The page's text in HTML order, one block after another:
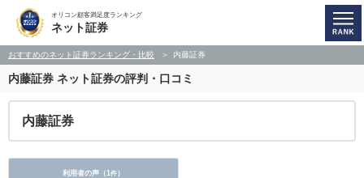
オリコン顧客満足度ランキング
ネット証券
おすすめのネット証券ランキング・比較 内藤証券
内藤証券 ネット証券の評判・口コミ
内藤証券
利用者の声（1件）